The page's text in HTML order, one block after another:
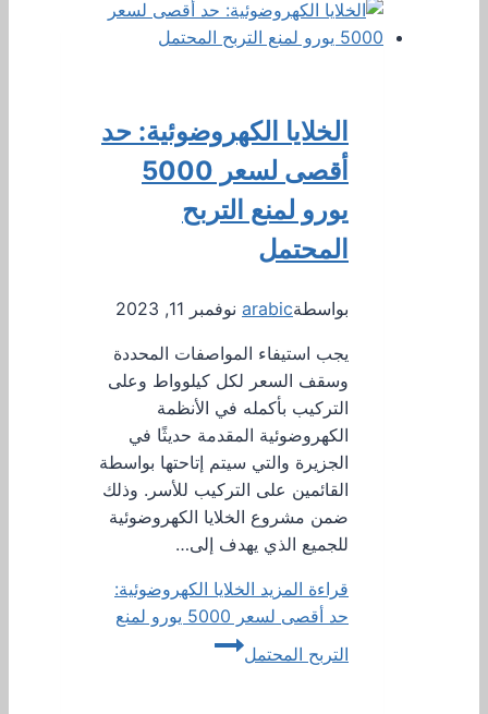
الخلايا الكهروضوئية: حد
أقصى لسعر 5000
يورو لمنع التربح
المحتمل
بواسطةarabic نوفمبر 11, 2023
يجب استيفاء المواصفات المحددة
وسقف السعر لكل كيلوواط وعلى
التركيب بأكمله في الأنظمة
الكهروضوئية المقدمة حديثًا في
الجزيرة والتي سيتم إتاحتها بواسطة
القائمين على التركيب للأسر. وذلك
ضمن مشروع الخلايا الكهروضوئية
للجميع الذي يهدف إلى…
قراءة المزيد الخلايا الكهروضوئية:
حد أقصى لسعر 5000 يورو لمنع
التربح المحتمل